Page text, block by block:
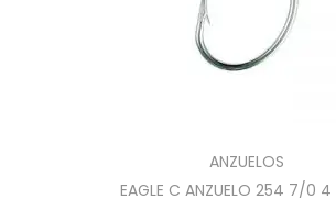
ANZUELOS
EAGLE C ANZUELO 254 7/0 4